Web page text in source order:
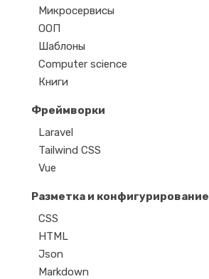
Микросервисы
ООП
Шаблоны
Computer science
Книги
Фреймворки
Laravel
Tailwind CSS
Vue
Разметка и конфигурирование
CSS
HTML
Json
Markdown